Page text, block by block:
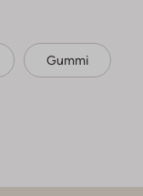
Gummi